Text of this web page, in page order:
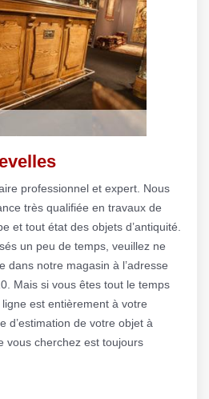
professionnel et expert. Nous
très qualifiée en travaux de
et tout état des objets d’antiquité.
un peu de temps, veuillez ne
dans notre magasin à l’adresse
Mais si vous êtes tout le temps
est entièrement à votre
d’estimation de votre objet à
vous cherchez est toujours